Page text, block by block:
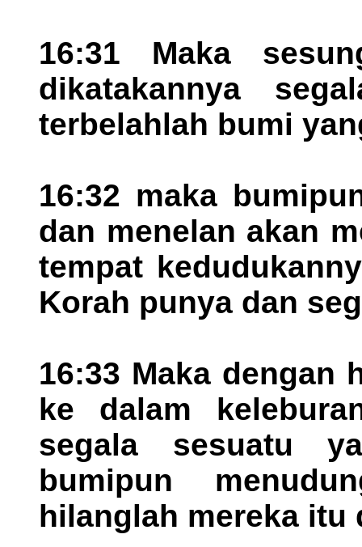
16:31 Maka
dikatakannya
terbelahlah bumi
16:32 maka
dan menelan akan
tempat
Korah punya dan
16:33 Maka dengan
ke dalam
segala sesuatu
bumipun
hilanglah mereka itu